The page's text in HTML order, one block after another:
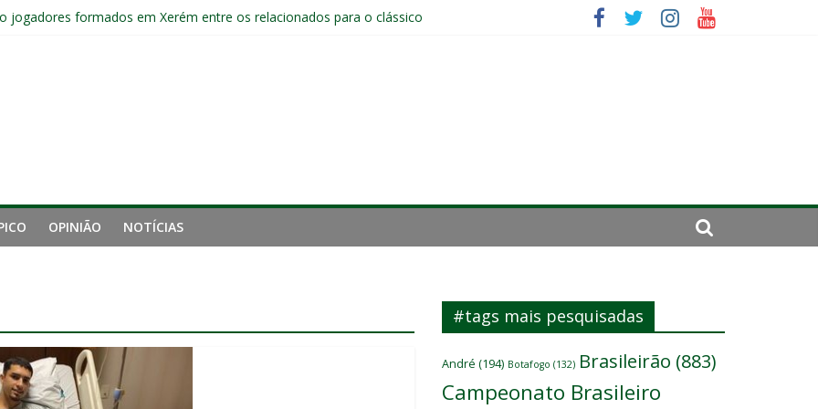
jogadores formados em Xerém entre os relacionados para o clássico
tempo ruim do Fluminense e cobra arbitragem em lance de pancada: “Tem que parar o jogo”
e está eliminado da Copa do Brasil
OPINIÃO NOTÍCIAS
#tags mais pesquisadas
André (194) Botafogo (132) Brasileirão (883)
Campeonato Brasileiro